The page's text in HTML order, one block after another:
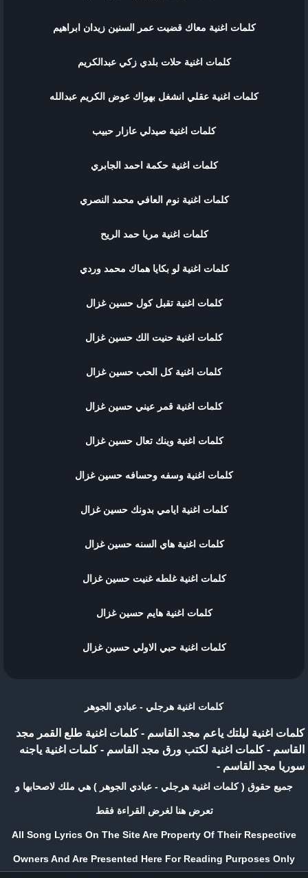
كلمات اغنية ﻣﻌﺎﻙ ﻗﻀﻴﺖ ﻋﻤﺮ ﺍﻟﺴﻨﻴﻦ زيدان ابراهيم
كلمات اغنية حلات بلدي زكي عبدالكريم
كلمات اغنية عقلي انشغل بهواك عوض الكريم عبدالله
كلمات اغنية صيدلي عازار حبيب
كلمات اغنية حكمة احمد الجابري
كلمات اغنية نوم العافي محمد النصري
كلمات اغنية مريا حمد الريح
كلمات اغنية لو بكايا هماك محمد وردي
كلمات اغنية تقبل كول حسين غزال
كلمات اغنية حنيت الك حسين غزال
كلمات اغنية كل الحب حسين غزال
كلمات اغنية قمر عيني حسين غزال
كلمات اغنية وينك تعال حسين غزال
كلمات اغنية وسفه وحسافه حسين غزال
كلمات اغنية ايامي بدونك حسين غزال
كلمات اغنية هاي السنه حسين غزال
كلمات اغنية غلطه غنيت حسين غزال
كلمات اغنية هايم حسين غزال
كلمات اغنية حبي الاولي حسين غزال
كلمات اغنية هرجلي - عبادي الجوهر
كلمات اغنية ليلتك ياعم مجد القاسم -كلمات اغنية طلع القمر مجد
القاسم -كلمات اغنية لكتب ورق مجد القاسم -كلمات اغنية ياجنه
سوريا مجد القاسم -
جميع حقوق ( كلمات اغنية هرجلي - عبادي الجوهر ) هي ملك لاصحابها و
تعرض هنا لغرض القراءة فقط
All Song Lyrics On The Site Are Property Of Their Respective
Owners And Are Presented Here For Reading Purposes Only